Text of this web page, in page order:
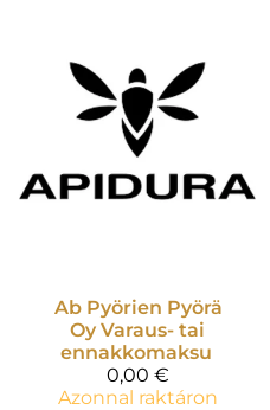
Ab Pyörien Pyörä
Oy Varaus- tai
ennakkomaksu
0,00 €
Azonnal raktáron